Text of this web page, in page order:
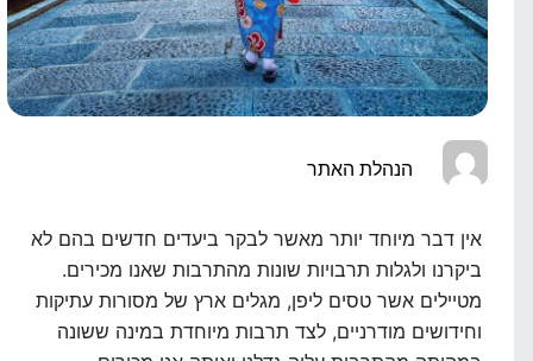
הנהלת האתר
אין דבר מיוחד יותר מאשר לבקר ביעדים חדשים בהם לא
ביקרנו ולגלות תרבויות שונות מהתרבות שאנו מכירים.
מטיילים אשר טסים ליפן, מגלים ארץ של מסורות עתיקות
וחידושים מודרניים, לצד תרבות מיוחדת במינה ששונה